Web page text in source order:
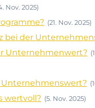
Nov. 2025)
(21. Nov. 2025)
bei der
Unternehmenwert?
wertvoll? (5. Nov. 2025)